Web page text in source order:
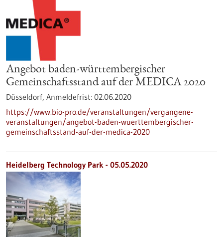
Angebot baden-württembergischer
Gemeinschaftsstand auf der MEDICA 2020
Düsseldorf, Anmeldefrist: 02.06.2020
https://www.bio-pro.de/veranstaltungen/vergangene-
veranstaltungen/angebot-baden-wuerttembergischer-
gemeinschaftsstand-auf-der-medica-2020
Heidelberg Technology Park - 05.05.2020